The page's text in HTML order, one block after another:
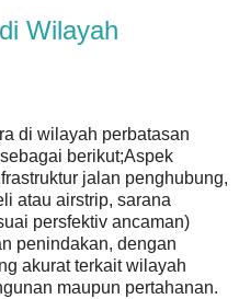
Wilayah
di wilayah perbatasan
berikut;Aspek
jalan penghubung,
atau airstrip, sarana
persfektiv ancaman)
penindakan, dengan
akurat terkait wilayah
maupun pertahanan.